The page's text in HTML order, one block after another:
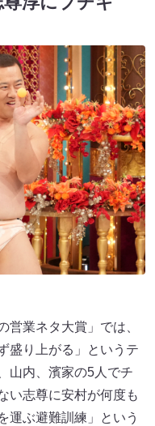
営業ネタ大賞」では、
盛り上がる」というテ
山内、濱家の5人でチ
い志尊に安村が何度も
ぶ避難訓練」という